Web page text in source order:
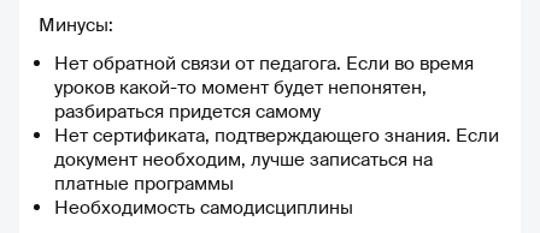
Минусы:
Нет обратной связи от педагога. Если во время
уроков какой-то момент будет непонятен,
разбираться придется самому
Нет сертификата, подтверждающего знания. Если
документ необходим, лучше записаться на
платные программы
Необходимость самодисциплины